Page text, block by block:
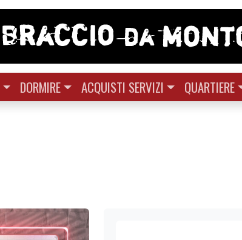
DORMIRE ACQUISTI SERVIZI QUARTIERE